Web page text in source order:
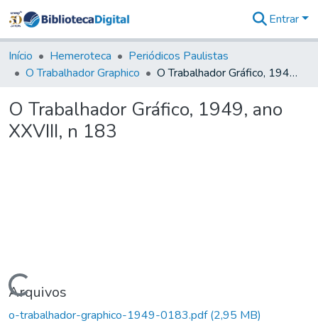
&
Coleções
Tudo na
Digital
Entrar
Início Hemeroteca
Periódicos Paulistas
O Trabalhador Graphico
O Trabalhador Gráfico, 1949, ano XXVIII, n 183
O Trabalhador Gráfico, 1949, ano
XXVIII, n 183
Carregando...
Arquivos
o-trabalhador-graphico-1949-0183.pdf(2,95 MB)